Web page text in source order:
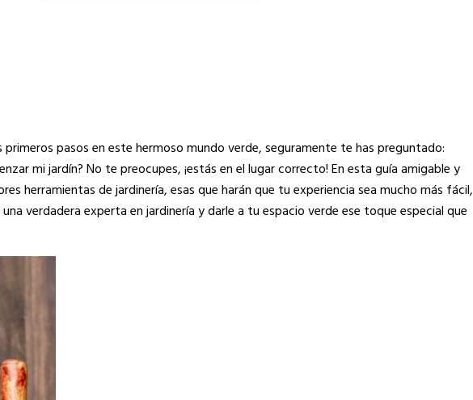
pasos en este hermoso mundo verde, seguramente te has preguntado:
mi jardín? No te preocupes, ¡estás en el lugar correcto! En esta guía amigable y
herramientas de jardinería, esas que harán que tu experiencia sea mucho más fácil,
verdadera experta en jardinería y darle a tu espacio verde ese toque especial que